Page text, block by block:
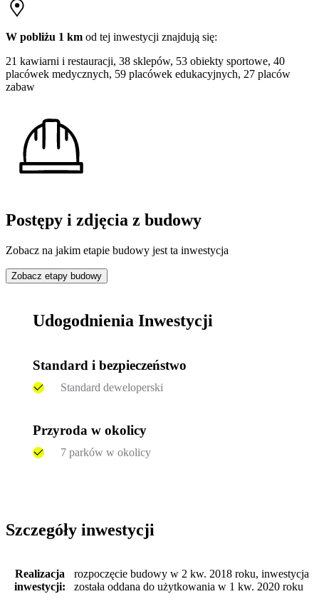
W pobliżu 1 km od tej inwestycji znajdują się:
21 kawiarni i restauracji, 38 sklepów, 53 obiekty sportowe, 40
placówek medycznych, 59 placówek edukacyjnych, 27 placów
zabaw
Postępy i zdjęcia z budowy
Zobacz na jakim etapie budowy jest ta inwestycja
Zobacz etapy budowy
Udogodnienia Inwestycji
Standard i bezpieczeństwo
Standard deweloperski
Przyroda w okolicy
7 parków w okolicy
Szczegóły inwestycji
Realizacja
inwestycji:
rozpoczęcie budowy w 2 kw. 2018 roku, inwestycja
została oddana do użytkowania w 1 kw. 2020 roku